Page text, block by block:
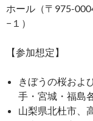
ホール（〒975-
−１）
【参加想定】
きぼうの桜およ
手・宮城・福島
山梨県北杜市、